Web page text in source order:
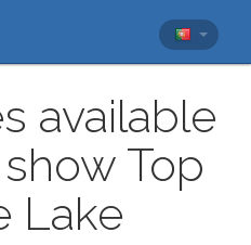
available
Top
Lake